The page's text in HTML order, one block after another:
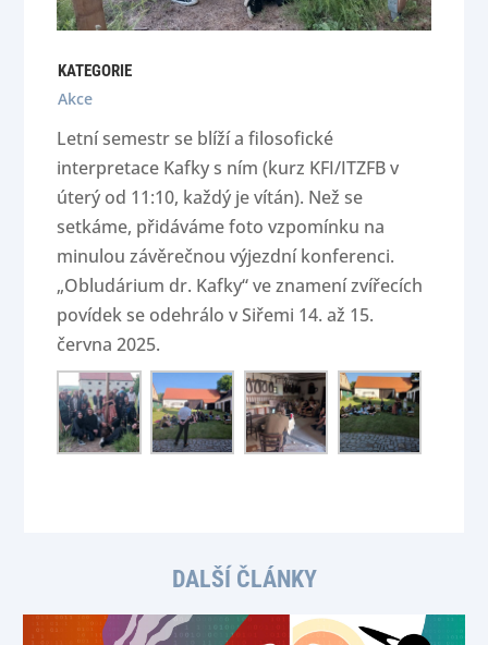
KATEGORIE
Akce
Letní semestr se blíží a filosofické
interpretace Kafky s ním (kurz KFI/ITZFB v
úterý od 11:10, každý je vítán). Než se
setkáme, přidáváme foto vzpomínku na
minulou závěrečnou výjezdní konferenci.
„Obludárium dr. Kafky“ ve znamení zvířecích
povídek se odehrálo v Siřemi 14. až 15.
června 2025.
DALŠÍ ČLÁNKY